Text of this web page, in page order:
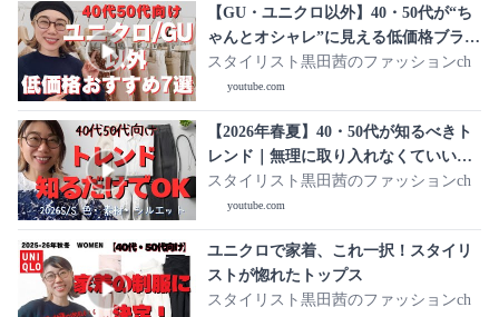
【GU・ユニクロ以外】40・50代が“ち
ゃんとオシャレ”に見える低価格ブラン
ド7選
スタイリスト黒田茜のファッションch
youtube.com
【2026年春夏】40・50代が知るべきト
レンド｜無理に取り入れなくていい流
行も正直解説
スタイリスト黒田茜のファッションch
youtube.com
ユニクロで家着、これ一択！スタイリ
ストが惚れたトップス
スタイリスト黒田茜のファッションch